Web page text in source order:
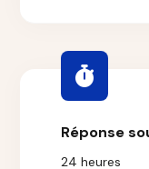
Réponse
24 heures